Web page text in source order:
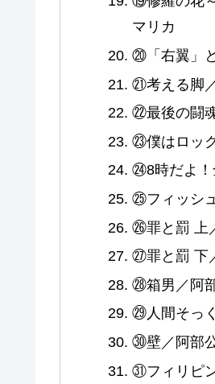
マリカ
⑳「右翼」
㉑考える脚
㉒最後の闘
㉓僕はロッ
㉔8時だよ
㉕フィッシ
㉖罪と罰 上
㉗罪と罰 下
㉘箱男／阿
㉙人間そっ
㉚壁／阿部
㉛フィリピ